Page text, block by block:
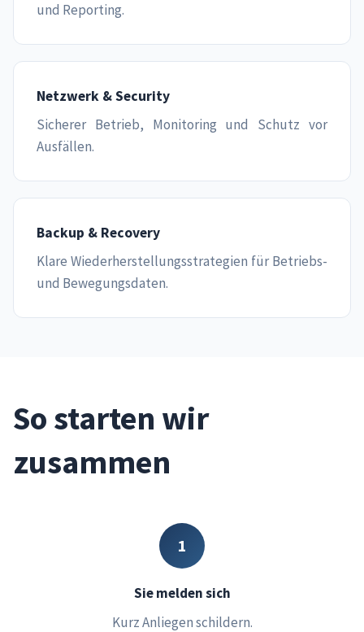
und Reporting.
Netzwerk & Security
Sicherer Betrieb, Monitoring und Schutz vor
Ausfällen.
Backup & Recovery
Klare Wiederherstellungsstrategien für Betriebs-
und Bewegungsdaten.
So starten wir
zusammen
1
Sie melden sich
Kurz Anliegen schildern.